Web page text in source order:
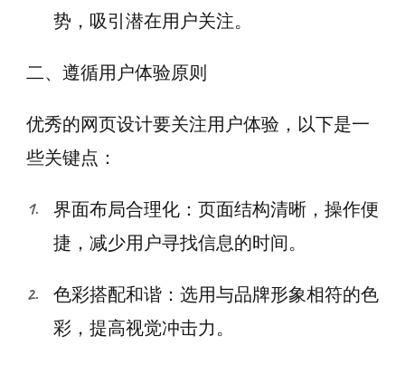
势，吸引潜在用户关注。
二、遵循用户体验原则
优秀的网页设计要关注用户体验，以下是一
些关键点：
界面布局合理化：页面结构清晰，操作便
捷，减少用户寻找信息的时间。
色彩搭配和谐：选用与品牌形象相符的色
彩，提高视觉冲击力。